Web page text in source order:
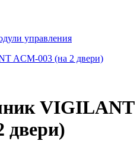
управления
VIGILANT
двери)